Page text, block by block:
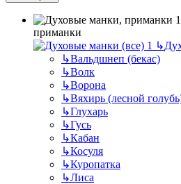
приманки
↳
↳Вальдшнеп (бекас)
↳Волк
↳Ворона
↳Вяхирь (лесной
↳Глухарь
↳Гусь
↳Кабан
↳Косуля
↳Куропатка
↳Лиса